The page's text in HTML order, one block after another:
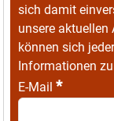
sich damit
unsere
können sich
Informationen
E-Mail *